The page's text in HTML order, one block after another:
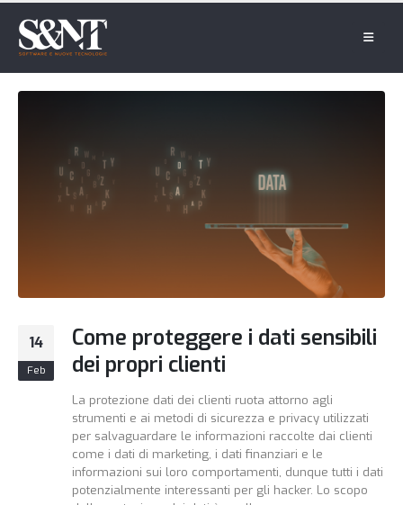
14
Feb
Come proteggere i dati sensibili
dei propri clienti
La protezione dati dei clienti ruota attorno agli
strumenti e ai metodi di sicurezza e privacy utilizzati
per salvaguardare le informazioni raccolte dai clienti
come i dati di marketing, i dati finanziari e le
informazioni sui loro comportamenti, dunque tutti i dati
potenzialmente interessanti per gli hacker. Lo scopo